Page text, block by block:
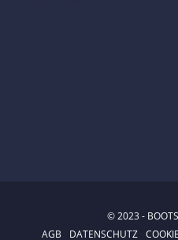
© 2023 -
AGB
DATENSCHUTZ